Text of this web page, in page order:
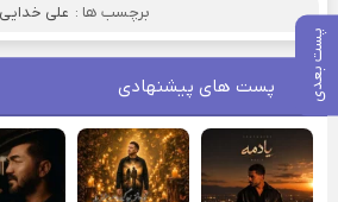
پست بعدی
برچسب ها : علی خدایی
پست های پیشنهادی